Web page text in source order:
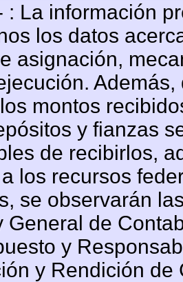
: La información
los datos
asignación,
montos
y fianzas
de recibirlos,
los recursos
se observarán
General de
y
y Rendición